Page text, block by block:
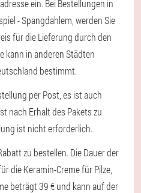
ein. Bei Bestellungen in
- Spangdahlem, werden Sie
für die Lieferung durch den
kann in anderen Städten
bestimmt.
per Post, es ist auch
nach Erhalt des Pakets zu
ist nicht erforderlich.
zu bestellen. Die Dauer der
die Keramin-Creme für Pilze,
beträgt 39 € und kann auf der